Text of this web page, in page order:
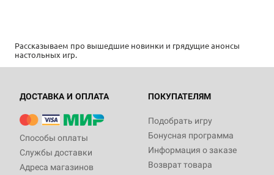
Рассказываем про вышедшие новинки и грядущие анонсы
настольных игр.
ДОСТАВКА И ОПЛАТА
Способы оплаты
Службы доставки
Адреса магазинов
ПОКУПАТЕЛЯМ
Подобрать игру
Бонусная программа
Информация о заказе
Возврат товара